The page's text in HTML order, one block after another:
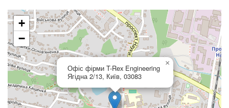
Офіс фірми T-Rex Engineering
Ягідна 2/13, Київ, 03083
×
+
−